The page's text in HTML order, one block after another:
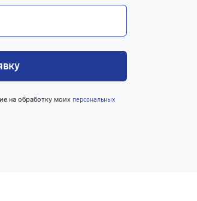
на обработку моих персональных